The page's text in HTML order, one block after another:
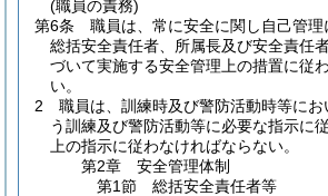
(職員の責務)
第6条
職員は、常に安全に関し自己管理
総括安全責任者、所属長及び安全責任者
づいて実施する安全管理上の措置に従
い。
2
職員は、訓練時及び警防活動時等に
う訓練及び警防活動等に必要な指示に
上の指示に従わなければならない。
第2章
安全管理体制
第1節
総括安全責任者等